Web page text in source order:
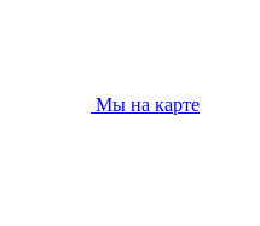
Мы на карте